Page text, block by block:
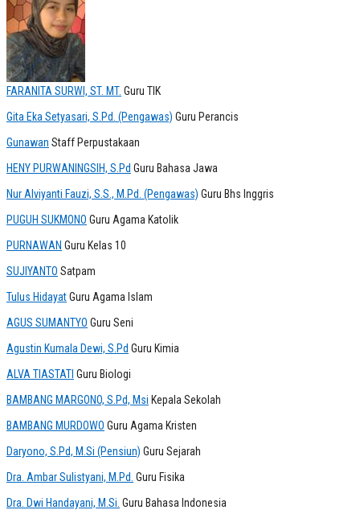
FARANITA SURWI, ST. MT. Guru TIK
Gita Eka Setyasari, S.Pd. (Pengawas) Guru Perancis
Gunawan Staff Perpustakaan
HENY PURWANINGSIH, S.Pd Guru Bahasa Jawa
Nur Alviyanti Fauzi, S.S., M.Pd. (Pengawas) Guru Bhs Inggris
PUGUH SUKMONO Guru Agama Katolik
PURNAWAN Guru Kelas 10
SUJIYANTO Satpam
Tulus HidayatGuru Agama Islam
AGUS SUMANTYO Guru Seni
Agustin Kumala Dewi, S.Pd Guru Kimia
ALVA TIASTATI Guru Biologi
BAMBANG MARGONO, S.Pd, Msi Kepala Sekolah
BAMBANG MURDOWO Guru Agama Kristen
Daryono, S.Pd, M.Si (Pensiun) Guru Sejarah
Dra. Ambar Sulistyani, M.Pd. Guru Fisika
Dra. Dwi Handayani, M.Si. Guru Bahasa Indonesia